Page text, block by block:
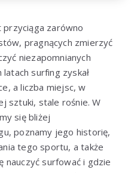
zarówno
pragnących zmierzyć
niezapomnianych
surfing zyskał
a liczba miejsc, w
sztuki, stale rośnie. W
się bliżej
poznamy jego historię,
tego sportu, a także
nauczyć surfować i gdzie